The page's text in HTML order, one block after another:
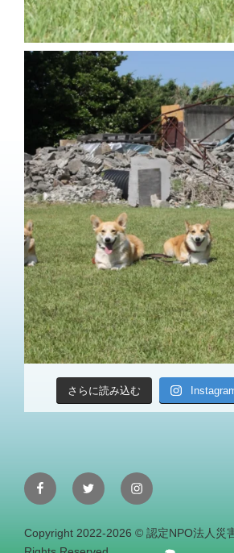
さらに読み込む
FacebookTwitter Instagram
Copyright 2022-2026 © 認定NPO法人